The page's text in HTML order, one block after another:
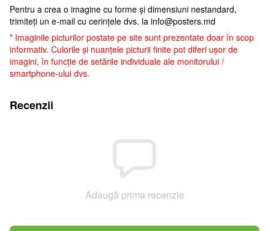
Pentru a crea o imagine cu forme și dimensiuni nestandard,
trimiteți un e-mail cu cerințele dvs. la info@posters.md
* Imaginile picturilor postate pe site sunt prezentate doar în scop
informativ. Culorile și nuanțele picturii finite pot diferi ușor de
imagini, în funcție de setările individuale ale monitorului /
smartphone-ului dvs.
Recenzii
Adaugă prima recenzie